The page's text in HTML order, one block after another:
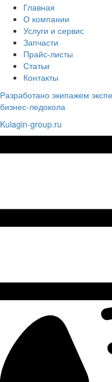
Главная
О компании
Услуги и сервис
Запчасти
Прайс-листы
Статьи
Контакты
Разработано экипажем
бизнес-ледокола
Kulagin-group.ru